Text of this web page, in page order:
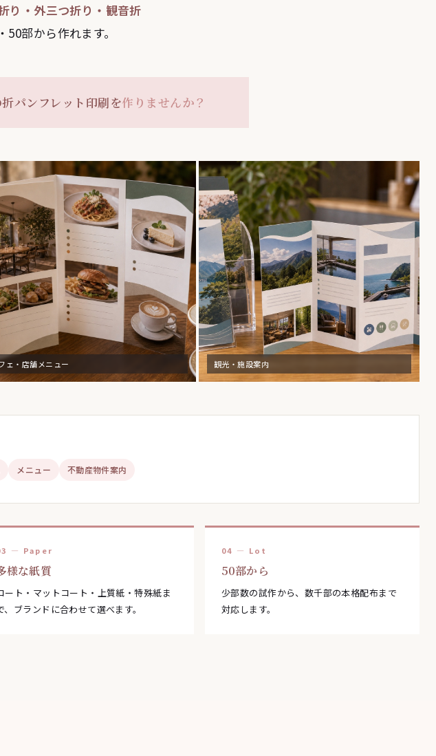
り・外三つ折り・観音折
部から作れます。
パンフレット印刷を作りませんか？
ェ・店舗メニュー 観光・施設案内
メニュー 不動産物件案内
— Paper
様な紙質
ート・マットコート・上質紙・特殊紙ま
、ブランドに合わせて選べます。
04 — Lot
50部から
少部数の試作から、数千部の本格配布まで
対応します。